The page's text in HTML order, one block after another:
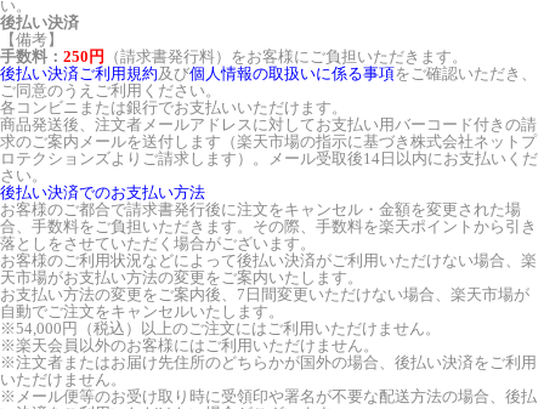
い。
後払い決済
【備考】
手数料： 250円
（請求書発行料）をお客様にご負担いただきます。
後払い決済ご利用規約及び個人情報の取扱いに係る事項をご確認いただき、
ご同意のうえご利用ください。
各コンビニまたは銀行でお支払いいただけます。
商品発送後、注文者メールアドレスに対してお支払い用バーコード付きの請
求のご案内メールを送付します（楽天市場の指示に基づき株式会社ネットプ
ロテクションズよりご請求します）。メール受取後14日以内にお支払いくだ
さい。
後払い決済でのお支払い方法
お客様のご都合で請求書発行後に注文をキャンセル・金額を変更された場
合、手数料をご負担いただきます。その際、手数料を楽天ポイントから引き
落としをさせていただく場合がございます。
お客様のご利用状況などによって後払い決済がご利用いただけない場合、楽
天市場がお支払い方法の変更をご案内いたします。
お支払い方法の変更をご案内後、7日間変更いただけない場合、楽天市場が
自動でご注文をキャンセルいたします。
※54,000円（税込）以上のご注文にはご利用いただけません。
※楽天会員以外のお客様にはご利用いただけません。
※注文者またはお届け先住所のどちらかが国外の場合、後払い決済をご利用
いただけません。
※メール便等のお受け取り時に受領印や署名が不要な配送方法の場合、後払